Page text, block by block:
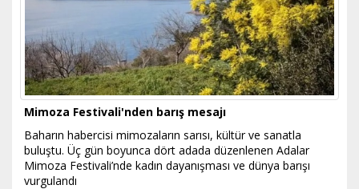
Mimoza Festivali'nden barış mesajı
Baharın habercisi mimozaların sarısı, kültür ve sanatla
buluştu. Üç gün boyunca dört adada düzenlenen Adalar
Mimoza Festivali’nde kadın dayanışması ve dünya barışı
vurgulandı